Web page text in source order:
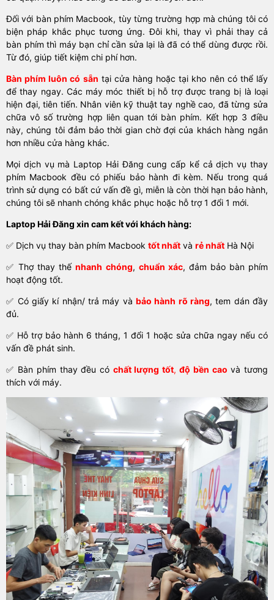
Đối với bàn phím Macbook, tùy từng trường hợp mà chúng tôi có
biện pháp khắc phục tương ứng. Đôi khi, thay vì phải thay cả
bàn phím thì máy bạn chỉ cần sửa lại là đã có thể dùng được rồi.
Từ đó, giúp tiết kiệm chi phí hơn.
Bàn phím luôn có sẵn tại cửa hàng hoặc tại kho nên có thể lấy
để thay ngay. Các máy móc thiết bị hỗ trợ được trang bị là loại
hiện đại, tiên tiến. Nhân viên kỹ thuật tay nghề cao, đã từng sửa
chữa vô số trường hợp liên quan tới bàn phím. Kết hợp 3 điều
này, chúng tôi đảm bảo thời gian chờ đợi của khách hàng ngắn
hơn nhiều cửa hàng khác.
Mọi dịch vụ mà Laptop Hải Đăng cung cấp kể cả dịch vụ thay
phím Macbook đều có phiếu bảo hành đi kèm. Nếu trong quá
trình sử dụng có bất cứ vấn đề gì, miễn là còn thời hạn bảo hành,
chúng tôi sẽ nhanh chóng khắc phục hoặc hỗ trợ 1 đổi 1 mới.
Laptop Hải Đăng xin cam kết với khách hàng:
✅ Dịch vụ thay bàn phím Macbook tốt nhất và rẻ nhất Hà Nội
✅ Thợ thay thếnhanh chóng, chuẩn xác, đảm bảo bàn phím
hoạt động tốt.
✅ Có giấy kí nhận/ trả máy và bảo hành rõ ràng, tem dán đầy
đủ.
✅ Hỗ trợ bảo hành 6 tháng, 1 đổi 1 hoặc sửa chữa ngay nếu có
vấn đề phát sinh.
✅ Bàn phím thay đều có chất lượng tốt,độ bền cao và tương
thích với máy.